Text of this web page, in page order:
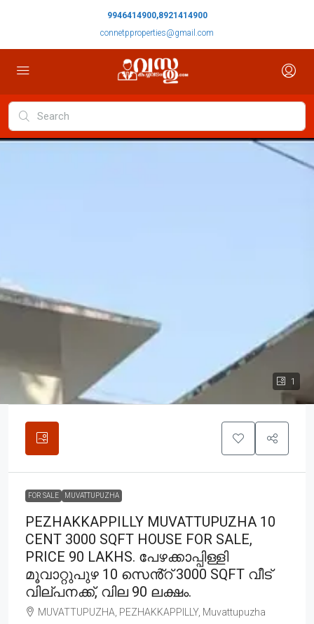
9946414900,8921414900
connetpproperties@gmail.com
1
FOR SALE MUVATTUPUZHA
PEZHAKKAPPILLY MUVATTUPUZHA 10
CENT 3000 SQFT HOUSE FOR SALE,
PRICE 90 LAKHS. പേഴക്കാപ്പിള്ളി
മൂവാറ്റുപുഴ 10 സെൻ്റ് 3000 SQFT വീട്
വില്പനക്ക്, വില 90 ലക്ഷം.
MUVATTUPUZHA, PEZHAKKAPPILLY, Muvattupuzha